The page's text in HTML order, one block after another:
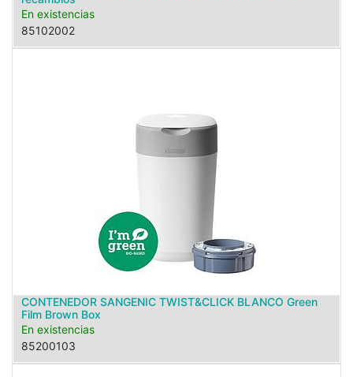
En existencias
85102002
CONTENEDOR SANGENIC TWIST&CLICK BLANCO Green
Film Brown Box
En existencias
85200103